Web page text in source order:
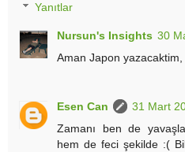
Yanıtlar
Nursun's Insights 30
Aman Japon yazacaktim,
Esen Can
31 Mart
Zamanı ben de
hem de feci şekilde :(